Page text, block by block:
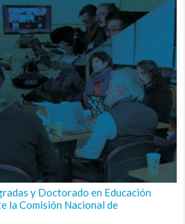
y Doctorado en Educación
la Comisión Nacional de